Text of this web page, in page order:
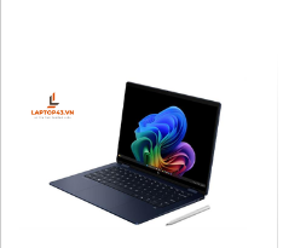
Sinh viên và khách hàng ở xa
cùng cơ hội nhậnVoucher
giảm đến 500.000đ.